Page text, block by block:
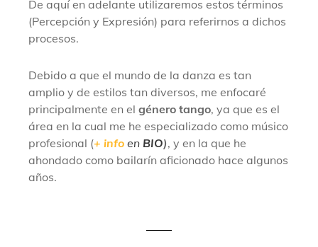
De aquí en adelante utilizaremos estos términos
(Percepción y Expresión) para referirnos a dichos
procesos.
Debido a que el mundo de la danza es tan
amplio y de estilos tan diversos, me enfocaré
principalmente en el género tango, ya que es el
área en la cual me he especializado como músico
profesional (+ info en BIO), y en la que he
ahondado como bailarín aficionado hace algunos
años.